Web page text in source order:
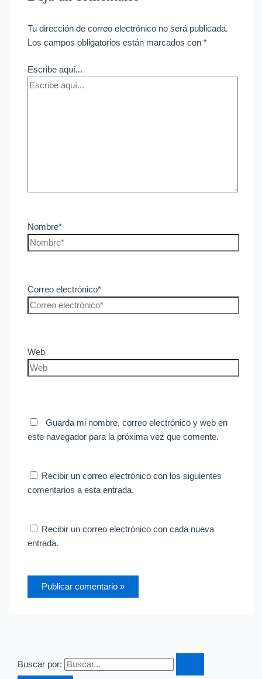
Tu dirección de correo electrónico no será publicada.
Los campos obligatorios están marcados con*
Escribe aquí...
Nombre*
Correo electrónico*
Web
Guarda mi nombre, correo electrónico y web en
este navegador para la próxima vez que comente.
Recibir un correo electrónico con los siguientes
comentarios a esta entrada.
Recibir un correo electrónico con cada nueva
entrada.
Buscar por: